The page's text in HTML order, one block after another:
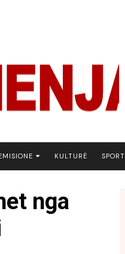
BOTA NE FOKUS
KULTURË SPORT
nga